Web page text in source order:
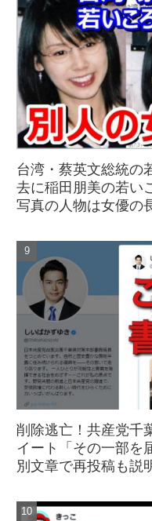
台湾・蔡英文総統の
去に稲田朋美の若い
写真の人物は女優の
削除逃亡！共産党千
イート「その一部を
別文章で再投稿も説